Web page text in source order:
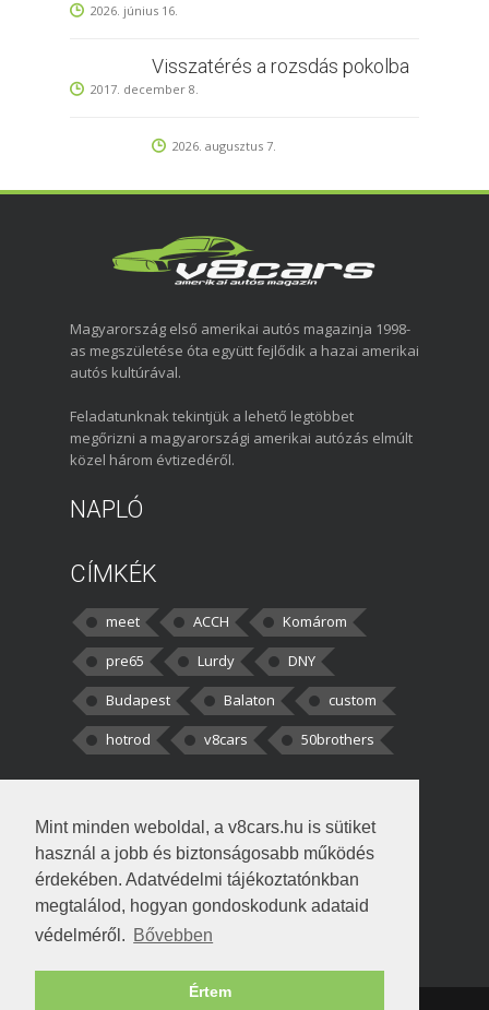
Mint minden weboldal, a v8cars.hu is sütiket
használ a jobb és biztonságosabb működés
érdekében. Adatvédelmi tájékoztatónkban
megtalálod, hogyan gondoskodunk adataid
védelméről. Bővebben
Értem
2026. június 16.
Visszatérés a rozsdás pokolba
2017. december 8.
2026. augusztus 7.
Magyarország első amerikai autós magazinja 1998-
as megszületése óta együtt fejlődik a hazai amerikai
autós kultúrával.
Feladatunknak tekintjük a lehető legtöbbet
megőrizni a magyarországi amerikai autózás elmúlt
közel három évtizedéről.
NAPLÓ
CÍMKÉK
meet ACCH
Komárom
pre65
Lurdy
DNY
Budapest
Balaton
custom
hotrod
v8cars 50brothers
kortisz:Elszúrtam! Én csak két
darabbaal számoltam. Nem tudtam, hogy fél autót,
Béke:
!fasza Örültem is nagyon, amikor